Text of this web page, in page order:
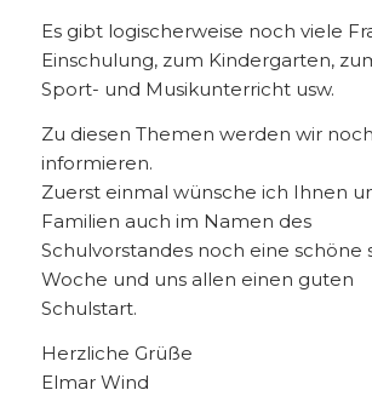
Es gibt logischerweise noch viele
Einschulung, zum Kindergarten,
Sport- und Musikunterricht usw.
Zu diesen Themen werden wir
informieren.
Zuerst einmal wünsche ich Ihnen
Familien auch im Namen des
Schulvorstandes noch eine schöne
Woche und uns allen einen guten
Schulstart.
Herzliche Grüße
Elmar Wind